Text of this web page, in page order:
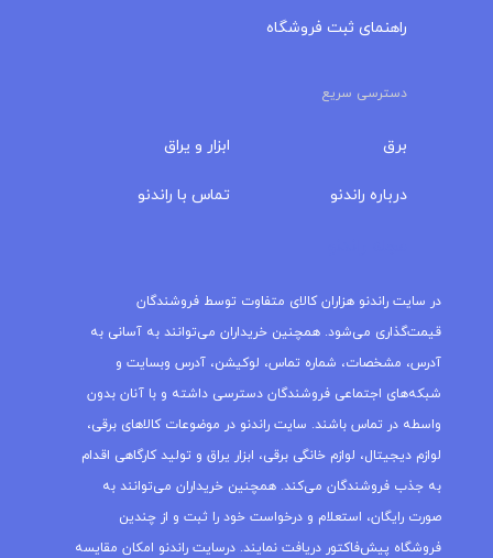
راهنمای ثبت فروشگاه
دسترسی سریع
برق
درباره‌ راندنو
ابزار و یراق
تماس با راندنو
در سایت راندنو هزاران کالای متفاوت توسط فروشندگان
قیمت‌گذاری می‌شود. همچنین خریداران می‌توانند به آسانی به
آدرس، مشخصات، شماره تماس، لوکیشن، آدرس وبسایت و
شبکه‌های اجتماعی فروشندگان دسترسی داشته و با آنان بدون
واسطه در تماس باشند. سایت راندنو در موضوعات کالاهای برقی،
لوازم دیجیتال، لوازم خانگی برقی، ابزار یراق و تولید کارگاهی اقدام
به جذب فروشندگان می‌کند. همچنین خریداران می‌توانند به
صورت رایگان، استعلام و درخواست خود را ثبت و از چندین
فروشگاه پیش‌فاکتور دریافت نمایند. درسایت راندنو امکان مقایسه